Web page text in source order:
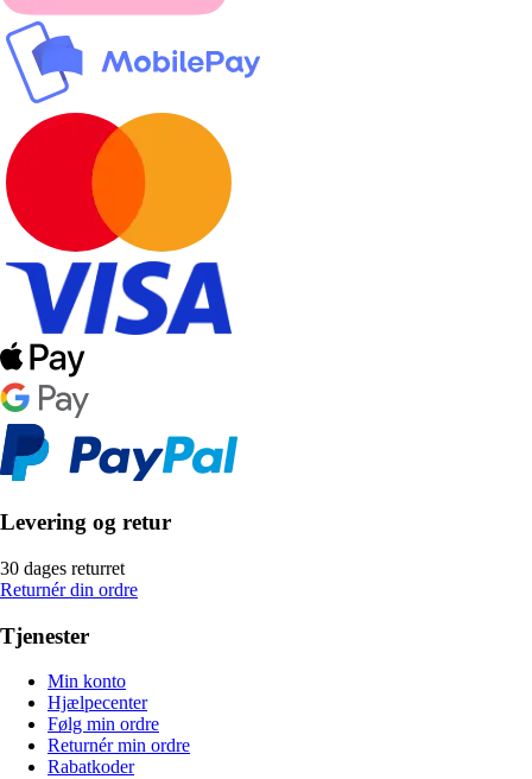
Levering og retur
30 dages returret
Returnér din ordre
Tjenester
Min konto
Hjælpecenter
Følg min ordre
Returnér min ordre
Rabatkoder